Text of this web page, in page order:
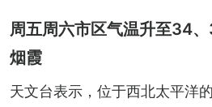
周五周六市区气温升至34
烟霞
天文台表示，位于西北太平洋